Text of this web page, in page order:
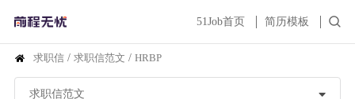
51Job首页 简历模板
求职信 / 求职信范文 / HRBP